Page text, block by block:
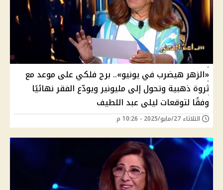
«الزهر هيضرب في يونيو».. برج فلكي على موعد مع
ثروة ذهبية وتحول إلى مليونير ويودّع الفقر نهائيًا
وفقًا لتوقعات ليلى عبد اللطيف
الثلاثاء 27/مايو/2025 - 10:26 م